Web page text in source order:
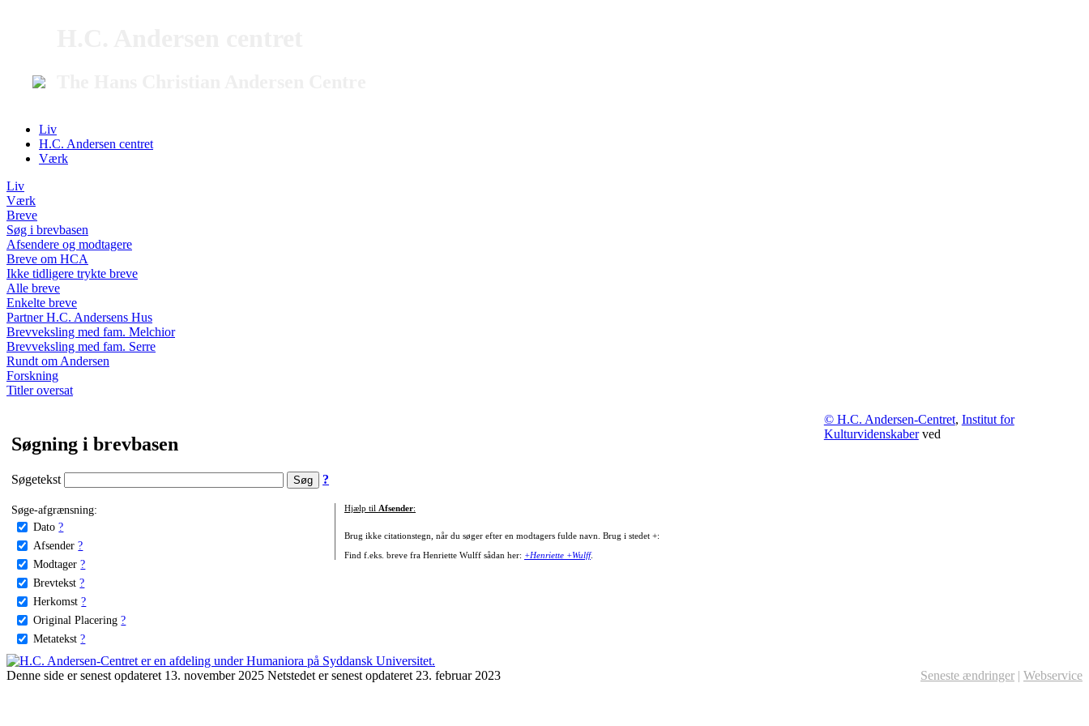
Liv
H.C. Andersen centret
Værk
Liv
Værk
Breve
Søg i brevbasen
Afsendere og modtagere
Breve om HCA
Ikke tidligere trykte breve
Alle breve
Enkelte breve
Partner H.C. Andersens Hus
Brevveksling med fam. Melchior
Brevveksling med fam. Serre
Rundt om Andersen
Forskning
Titler oversat
Søgning i brevbasen
Søgetekst ?
Søge-afgrænsning:
Dato ?
Afsender ?
Modtager ?
Brevtekst ?
Herkomst ?
Original Placering ?
Metatekst ?
Hjælp til Afsender:
Brug ikke citationstegn, når du søger efter en modtagers fulde navn. Brug i stedet +:
Find f.eks. breve fra Henriette Wulff sådan her: +Henriette +Wulff.
© H.C. Andersen-Centret, Institut for
Kulturvidenskaberved
Denne side er senest opdateret 13. november 2025 Netstedet er senest opdateret 23. februar 2023 Seneste ændringer | Webservice